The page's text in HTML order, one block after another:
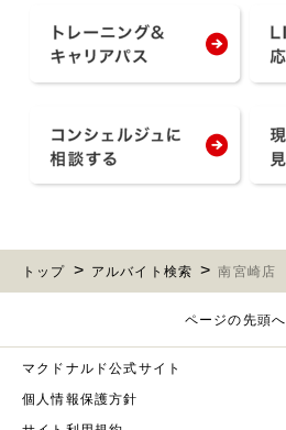
トップ アルバイト検索 南宮崎店
ページの先頭へ
マクドナルド公式サイト
個人情報保護方針